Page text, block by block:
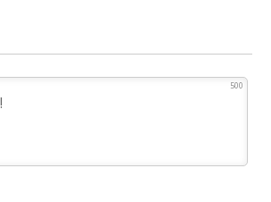
500